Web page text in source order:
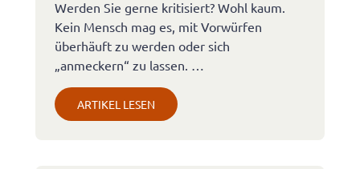
Werden Sie gerne kritisiert? Wohl kaum.
Kein Mensch mag es, mit Vorwürfen
überhäuft zu werden oder sich
„anmeckern“ zu lassen. …
ARTIKEL LESEN